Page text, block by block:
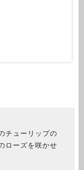
チューリップの
ローズを咲かせ